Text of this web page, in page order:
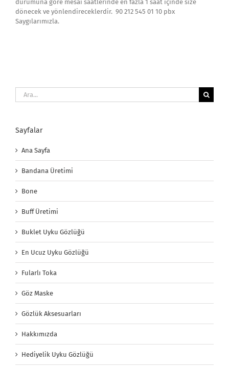
durumuna göre mesai saatlerinde en fazla 1 saat içinde size
dönecek ve yönlendireceklerdir. 90 212 545 01 10 pbx
Saygılarımızla.
Ara:
Sayfalar
Ana Sayfa
Bandana Üretimi
Bone
Buff Üretimi
Buklet Uyku Gözlüğü
En Ucuz Uyku Gözlüğü
Fularlı Toka
Göz Maske
Gözlük Aksesuarları
Hakkımızda
Hediyelik Uyku Gözlüğü